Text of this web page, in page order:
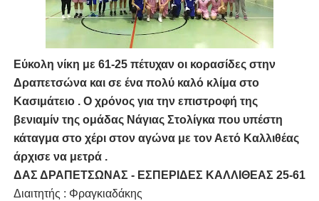
Εύκολη νίκη με 61-25 πέτυχαν οι κορασίδες στην
Δραπετσώνα και σε ένα πολύ καλό κλίμα στο
Κασιμάτειο . Ο χρόνος για την επιστροφή της
βενιαμίν της ομάδας Νάγιας Στολίγκα που υπέστη
κάταγμα στο χέρι στον αγώνα με τον Αετό Καλλιθέας
άρχισε να μετρά .
ΔΑΣ ΔΡΑΠΕΤΣΩΝΑΣ - ΕΣΠΕΡΙΔΕΣ ΚΑΛΛΙΘΕΑΣ 25-61
Διαιτητής : Φραγκιαδάκης